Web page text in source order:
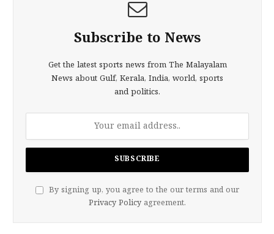
Subscribe to News
Get the latest sports news from The Malayalam
News about Gulf, Kerala, India, world, sports
and politics.
By signing up, you agree to the our terms and our
Privacy Policy agreement.